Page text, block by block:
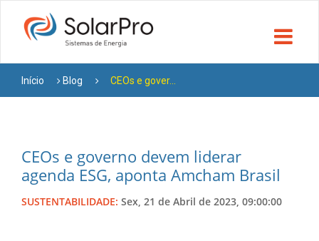
Início Blog CEOs e gover...
CEOs e governo devem liderar
agenda ESG, aponta Amcham Brasil
SUSTENTABILIDADE: Sex, 21 de Abril de 2023, 09:00:00